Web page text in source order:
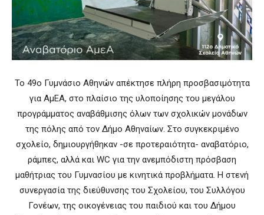
Το 49ο Γυμνάσιο Αθηνών απέκτησε πλήρη προσβασιμότητα
για ΑμΕΑ, στο πλαίσιο της υλοποίησης του μεγάλου
προγράμματος αναβάθμισης όλων των σχολικών μονάδων
της πόλης από τον Δήμο Αθηναίων. Στο συγκεκριμένο
σχολείο, δημιουργήθηκαν -σε προτεραιότητα- αναβατόριο,
ράμπες, αλλά και WC για την ανεμπόδιστη πρόσβαση
μαθήτριας του Γυμνασίου με κινητικά προβλήματα. Η στενή
συνεργασία της διεύθυνσης του Σχολείου, του Συλλόγου
Γονέων, της οικογένειας του παιδιού και του Δήμου